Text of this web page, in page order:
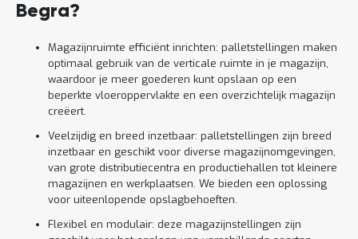
Begra?
Magazijnruimte efficiënt inrichten: palletstellingen maken
optimaal gebruik van de verticale ruimte in je magazijn,
waardoor je meer goederen kunt opslaan op een
beperkte vloeroppervlakte en een overzichtelijk magazijn
creëert.
Veelzijdig en breed inzetbaar: palletstellingen zijn breed
inzetbaar en geschikt voor diverse magazijnomgevingen,
van grote distributiecentra en productiehallen tot kleinere
magazijnen en werkplaatsen. We bieden een oplossing
voor uiteenlopende opslagbehoeften.
Flexibel en modulair: deze magazijnstellingen zijn